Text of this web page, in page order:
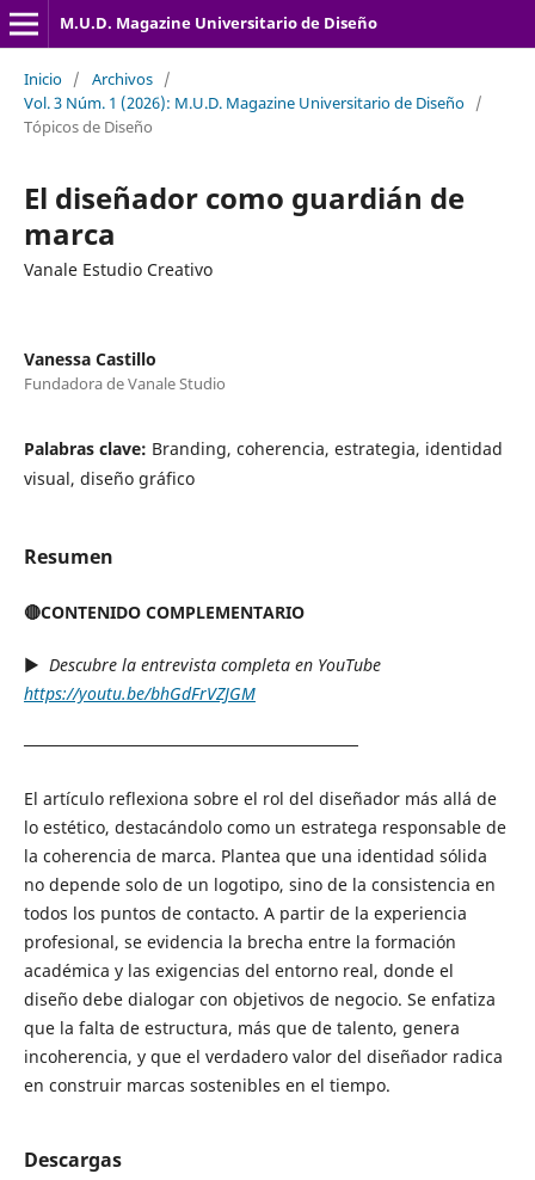
M.U.D. Magazine Universitario de Diseño
Inicio / Archivos /
Vol. 3 Núm. 1 (2026): M.U.D. Magazine Universitario de Diseño /
Tópicos de Diseño
El diseñador como guardián de
marca
Vanale Estudio Creativo
Vanessa Castillo
Fundadora de Vanale Studio
Palabras clave: Branding, coherencia, estrategia, identidad
visual, diseño gráfico
Resumen
🔴CONTENIDO COMPLEMENTARIO
▶︎ Descubre la entrevista completa en YouTube
https://youtu.be/bhGdFrVZJGM
────────────────────────────
El artículo reflexiona sobre el rol del diseñador más allá de
lo estético, destacándolo como un estratega responsable de
la coherencia de marca. Plantea que una identidad sólida
no depende solo de un logotipo, sino de la consistencia en
todos los puntos de contacto. A partir de la experiencia
profesional, se evidencia la brecha entre la formación
académica y las exigencias del entorno real, donde el
diseño debe dialogar con objetivos de negocio. Se enfatiza
que la falta de estructura, más que de talento, genera
incoherencia, y que el verdadero valor del diseñador radica
en construir marcas sostenibles en el tiempo.
Descargas